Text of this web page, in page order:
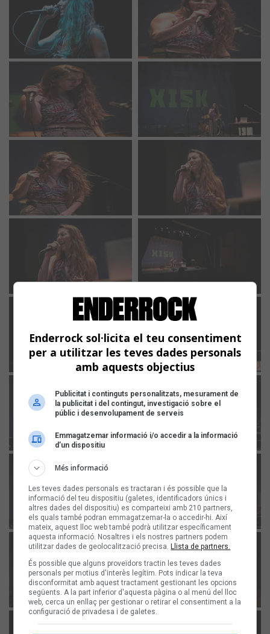
Enderrock sol·licita el teu consentiment
per a utilitzar les teves dades personals
amb aquests objectius
Publicitat i continguts personalitzats, mesurament de
la publicitat i del contingut, investigació sobre el
públic i desenvolupament de serveis
Emmagatzemar informació i/o accedir a la informació
d’un dispositiu
Més informació
Les teves dades personals es tractaran i és possible que la
informació del teu dispositiu (galetes, identificadors únics i
altres dades del dispositiu) es comparteixi amb 210 partners,
els quals també podran emmagatzemar-la o accedir-hi. Així
mateix, aquest lloc web també podrà utilitzar específicament
aquesta informació. Nosaltres i els nostres partners podem
utilitzar dades de geolocalització precisa. Llista de partners.
És possible que alguns proveïdors tractin les teves dades
personals per motius d'interès legítim. Pots indicar la teva
disconformitat amb aquest tractament gestionant les opcions
següents. A la part inferior d'aquesta pàgina o al menú del lloc
web, cerca un enllaç per gestionar o retirar el consentiment a la
configuració de privadesa i de galetes.